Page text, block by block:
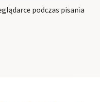
podczas pisania